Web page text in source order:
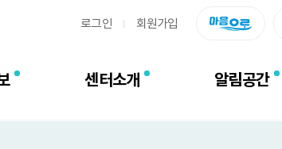
센터소개 알림공간
로그인 회원가입